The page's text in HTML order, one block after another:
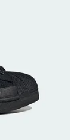
NITRO™ 4
防滑兼具的
2 WP：腳
越野鞋